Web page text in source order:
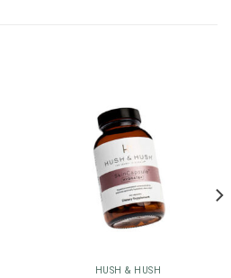
HUSH & HUSH